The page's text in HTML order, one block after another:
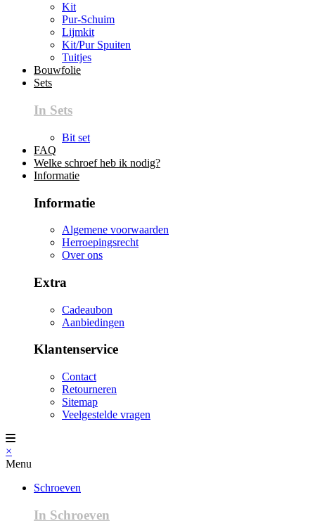
Kit
Pur-Schuim
Lijmkit
Kit/Pur Spuiten
Tuitjes
Bouwfolie
Sets
In Sets
Bit set
FAQ
Welke schroef heb ik nodig?
Informatie
Informatie
Algemene voorwaarden
Herroepingsrecht
Over ons
Extra
Cadeaubon
Aanbiedingen
Klantenservice
Contact
Retourneren
Sitemap
Veelgestelde vragen
×
Menu
Schroeven
In Schroeven